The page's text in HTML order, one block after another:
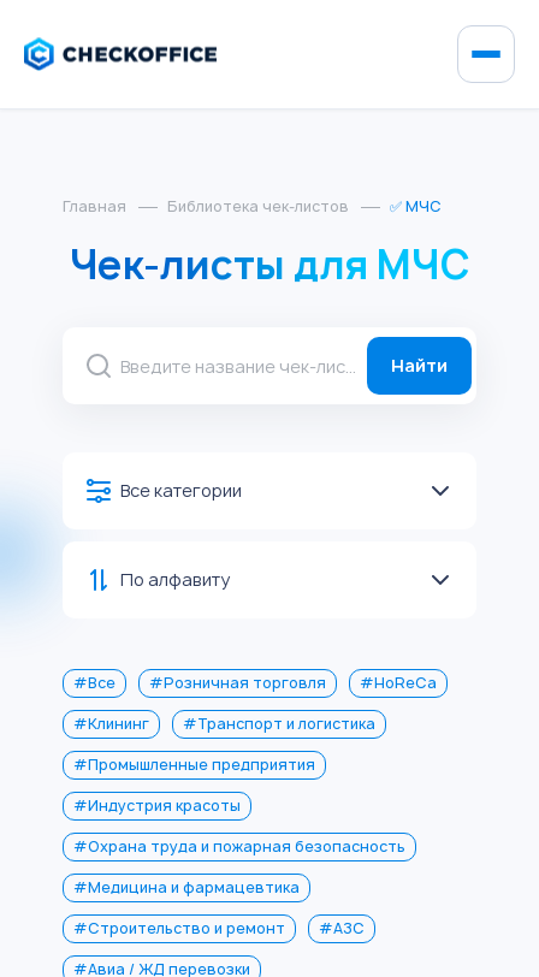
Главная Библиотека чек-листов ✅ МЧС
Чек-листы для МЧС
Найти
Все категории
По алфавиту
#Все #Розничная торговля
#HoReCa
#Клининг
#Транспорт и логистика
#Промышленные предприятия
#Индустрия красоты
#Охрана труда и пожарная безопасность
#Медицина и фармацевтика
#Строительство и ремонт
#АЗС
#Авиа / ЖД перевозки